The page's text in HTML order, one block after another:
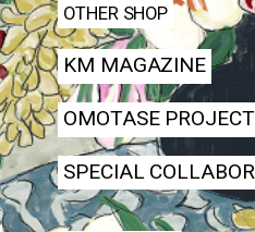
OTHER SHOP
KM MAGAZINE
OMOTASE PROJECT
SPECIAL